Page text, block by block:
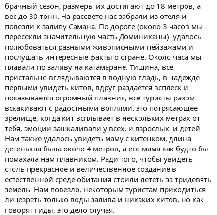
брачный сезон, размеры их достигают до 18 метров, а
вес до 30 тонн. На рассвете нас забрали из отеля и
повезли к заливу Самана. По дороге (около 3 часов мы
пересекли значительную часть Доминиканы), удалось
полюбоваться разными живописными пейзажами и
послушать интересные факты о стране. Около часа мы
плавали по заливу на катамаране. Тишина, все
пристально вглядываются в водную гладь, в надежде
первыми увидеть китов, вдруг раздается всплеск и
показывается огромный плавник, все туристы разом
вскакивают с радостными воплями. это потрясающее
зрелище, когда кит всплывает в нескольких метрах от
тебя, эмоции зашкаливали у всех, и взрослых, и детей.
Нам также удалось увидеть маму с китенком, длина
детеныша была около 4 метров, а его мама как будто бы
помахала нам плавником. Ради того, чтобы увидеть
столь прекрасное и величественное создание в
естественной среде обитания стоили лететь за тридевять
земель. Нам повезло, некоторым туристам приходиться
лицезреть только воды залива и никаких китов, но как
говорят гиды, это дело случая.